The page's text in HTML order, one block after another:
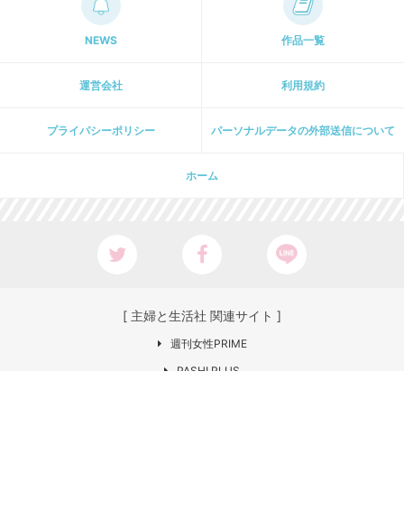
NEWS 作品一覧
運営会社 利用規約
プライパシーポリシー パーソナルデータの外部送信について
ホーム
[ 主婦と生活社 関連サイト ]
週刊女性PRIME
PASH! PLUS